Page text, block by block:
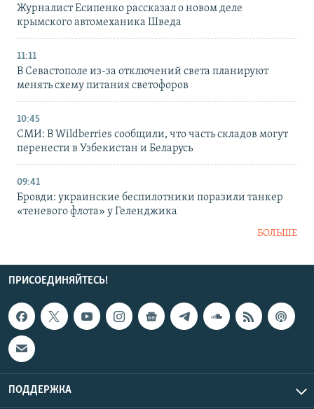
Журналист Есипенко рассказал о новом деле
крымского автомеханика Шведа
11:11
В Севастополе из-за отключений света планируют
менять схему питания светофоров
10:45
СМИ: В Wildberries сообщили, что часть складов могут
перенести в Узбекистан и Беларусь
09:41
Бровди: украинские беспилотники поразили танкер
«теневого флота» у Геленджика
БОЛЬШЕ
ПРИСОЕДИНЯЙТЕСЬ!
ПОДДЕРЖКА